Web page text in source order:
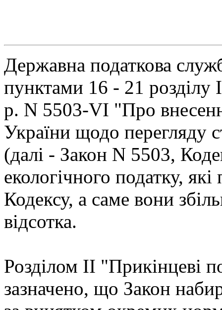
Державна податкова
пунктами 16 - 21 розділу
р. N 5503-VI "Про
України щодо перегляду
(далі - Закон N 5503,
екологічного податку,
Кодексу, а саме вони
відсотка.
Розділом II "Прикінцеві
зазначено, що Закон